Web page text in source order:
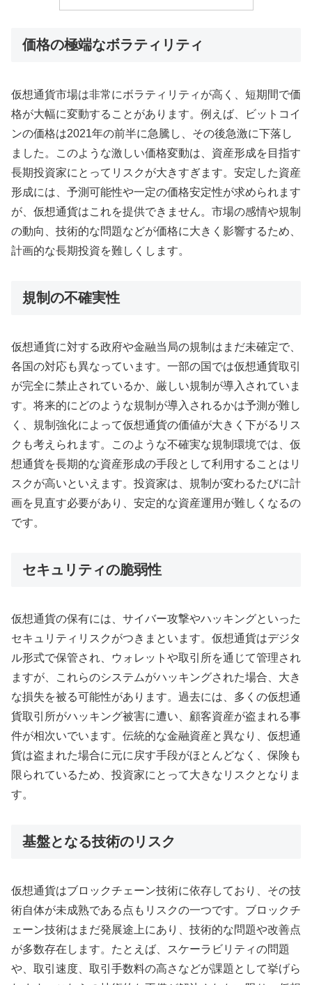
価格の極端なボラティリティ
仮想通貨市場は非常にボラティリティが高く、短期間で価
格が大幅に変動することがあります。例えば、ビットコイ
ンの価格は2021年の前半に急騰し、その後急激に下落し
ました。このような激しい価格変動は、資産形成を目指す
長期投資家にとってリスクが大きすぎます。安定した資産
形成には、予測可能性や一定の価格安定性が求められます
が、仮想通貨はこれを提供できません。市場の感情や規制
の動向、技術的な問題などが価格に大きく影響するため、
計画的な長期投資を難しくします。
規制の不確実性
仮想通貨に対する政府や金融当局の規制はまだ未確定で、
各国の対応も異なっています。一部の国では仮想通貨取引
が完全に禁止されているか、厳しい規制が導入されていま
す。将来的にどのような規制が導入されるかは予測が難し
く、規制強化によって仮想通貨の価値が大きく下がるリス
クも考えられます。このような不確実な規制環境では、仮
想通貨を長期的な資産形成の手段として利用することはリ
スクが高いといえます。投資家は、規制が変わるたびに計
画を見直す必要があり、安定的な資産運用が難しくなるの
です。
セキュリティの脆弱性
仮想通貨の保有には、サイバー攻撃やハッキングといった
セキュリティリスクがつきまといます。仮想通貨はデジタ
ル形式で保管され、ウォレットや取引所を通じて管理され
ますが、これらのシステムがハッキングされた場合、大き
な損失を被る可能性があります。過去には、多くの仮想通
貨取引所がハッキング被害に遭い、顧客資産が盗まれる事
件が相次いでいます。伝統的な金融資産と異なり、仮想通
貨は盗まれた場合に元に戻す手段がほとんどなく、保険も
限られているため、投資家にとって大きなリスクとなりま
す。
基盤となる技術のリスク
仮想通貨はブロックチェーン技術に依存しており、その技
術自体が未成熟である点もリスクの一つです。ブロックチ
ェーン技術はまだ発展途上にあり、技術的な問題や改善点
が多数存在します。たとえば、スケーラビリティの問題
や、取引速度、取引手数料の高さなどが課題として挙げら